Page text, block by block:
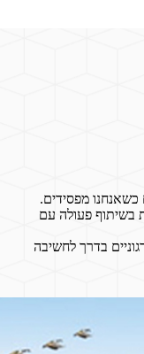
כשאנחנו מפסידים.
בשיתוף פעולה עם
בדרך לחשיבה